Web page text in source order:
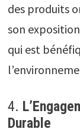
des produits
son
qui est
4.
Durable